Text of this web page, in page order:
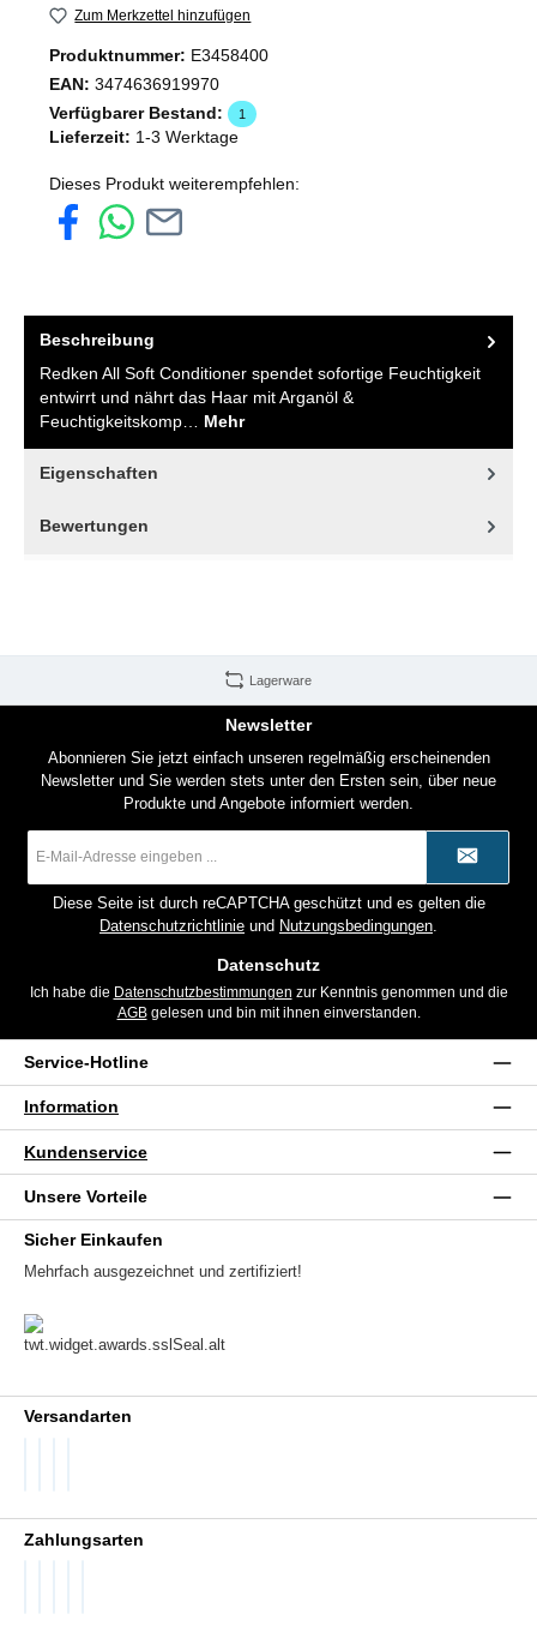
Zum Merkzettel hinzufügen
Produktnummer: E3458400
EAN: 3474636919970
Verfügbarer Bestand:
1
Lieferzeit: 1-3 Werktage
Dieses Produkt weiterempfehlen:
Beschreibung
Redken All Soft Conditioner spendet sofortige Feuchtigkeit
entwirrt und nährt das Haar mit Arganöl &
Feuchtigkeitskomp…
Mehr
Eigenschaften
Bewertungen
Lagerware
Newsletter
Abonnieren Sie jetzt einfach unseren regelmäßig erscheinenden
Newsletter und Sie werden stets unter den Ersten sein, über neue
Produkte und Angebote informiert werden.
Mail-
Diese Seite ist durch reCAPTCHA geschützt und es gelten die
Datenschutzrichtlinie und Nutzungsbedingungen
Datenschutz
Ich habe die Datenschutzbestimmungen
AGBgelesen und bin mit ihnen einverstanden.
Service-Hotline
Information
Kundenservice
Unsere Vorteile
Sicher Einkaufen
Mehrfach ausgezeichnet und zertifiziert!
Versandarten
Zahlungsarten